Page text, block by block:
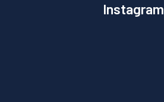
Instagram